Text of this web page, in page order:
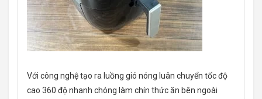
Với công nghệ tạo ra luồng gió nóng luân chuyển tốc độ
cao 360 độ nhanh chóng làm chín thức ăn bên ngoài